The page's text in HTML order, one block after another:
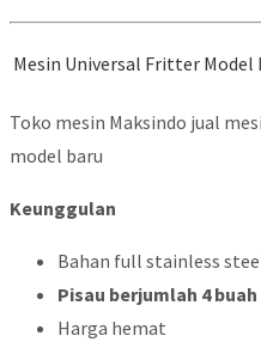
Mesin Universal Fritter Model
Toko mesin Maksindo jual
model baru
Keunggulan
Bahan full stainless
Pisau berjumlah 4 buah
Harga hemat